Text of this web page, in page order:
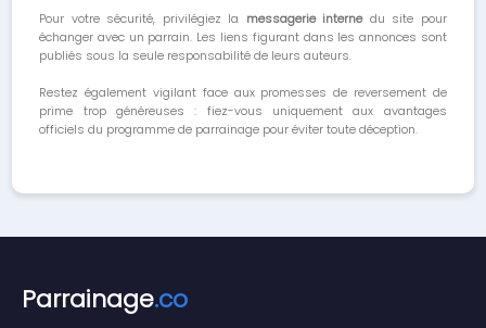
Pour votre sécurité, privilégiez la messagerie internedu site pour
échanger avec un parrain. Les liens figurant dans les annonces sont
publiés sous la seule responsabilité de leurs auteurs.
Restez également vigilant face aux promesses de reversement de
prime trop généreuses : fiez-vous uniquement aux avantages
officiels du programme de parrainage pour éviter toute déception.
Parrainage.co